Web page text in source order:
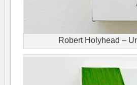
Robert Holyhead –